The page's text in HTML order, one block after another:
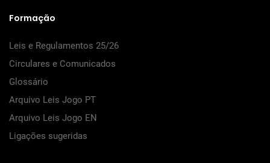
Formação
Leis e Regulamentos 25/26
Circulares e Comunicados
Glossário
Arquivo Leis Jogo PT
Arquivo Leis Jogo EN
Ligações sugeridas